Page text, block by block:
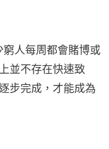
人每周都會賭博或
並不存在快速致
步完成，才能成為